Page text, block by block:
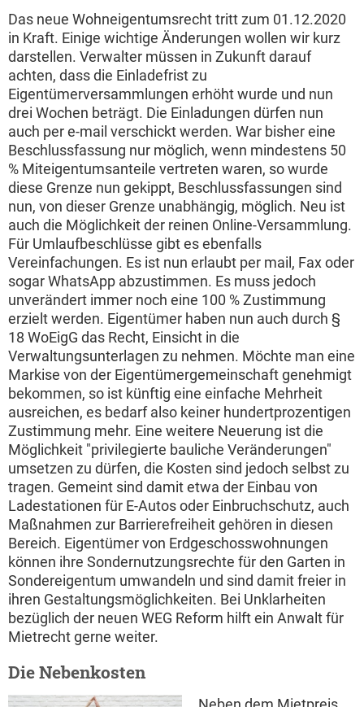
Das neue Wohneigentumsrecht tritt zum 01.12.2020
in Kraft. Einige wichtige Änderungen wollen wir kurz
darstellen. Verwalter müssen in Zukunft darauf
achten, dass die Einladefrist zu
Eigentümerversammlungen erhöht wurde und nun
drei Wochen beträgt. Die Einladungen dürfen nun
auch per e-mail verschickt werden. War bisher eine
Beschlussfassung nur möglich, wenn mindestens 50
% Miteigentumsanteile vertreten waren, so wurde
diese Grenze nun gekippt, Beschlussfassungen sind
nun, von dieser Grenze unabhängig, möglich. Neu ist
auch die Möglichkeit der reinen Online-Versammlung.
Für Umlaufbeschlüsse gibt es ebenfalls
Vereinfachungen. Es ist nun erlaubt per mail, Fax oder
sogar WhatsApp abzustimmen. Es muss jedoch
unverändert immer noch eine 100 % Zustimmung
erzielt werden. Eigentümer haben nun auch durch §
18 WoEigG das Recht, Einsicht in die
Verwaltungsunterlagen zu nehmen. Möchte man eine
Markise von der Eigentümergemeinschaft genehmigt
bekommen, so ist künftig eine einfache Mehrheit
ausreichen, es bedarf also keiner hundertprozentigen
Zustimmung mehr. Eine weitere Neuerung ist die
Möglichkeit "privilegierte bauliche Veränderungen"
umsetzen zu dürfen, die Kosten sind jedoch selbst zu
tragen. Gemeint sind damit etwa der Einbau von
Ladestationen für E-Autos oder Einbruchschutz, auch
Maßnahmen zur Barrierefreiheit gehören in diesen
Bereich. Eigentümer von Erdgeschosswohnungen
können ihre Sondernutzungsrechte für den Garten in
Sondereigentum umwandeln und sind damit freier in
ihren Gestaltungsmöglichkeiten. Bei Unklarheiten
bezüglich der neuen WEG Reform hilft ein Anwalt für
Mietrecht gerne weiter.
Die Nebenkosten